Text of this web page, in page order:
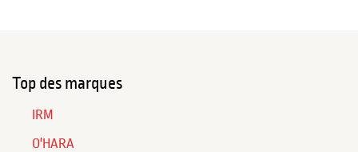
Top des marques
IRM
O'HARA